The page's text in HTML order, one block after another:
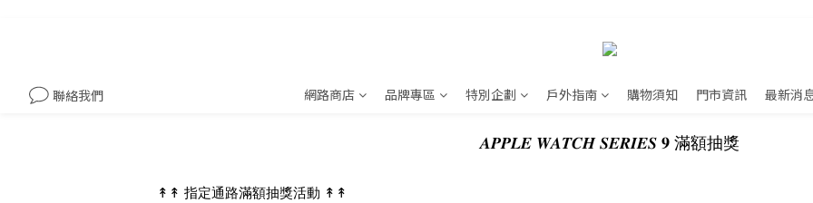
聯絡我們 網路商店 品牌專區 特別企劃 戶外指南 購物須知 門市資訊 最新消
𝑨𝑷𝑷𝑳𝑬 𝑾𝑨𝑻𝑪𝑯 𝑺𝑬𝑹𝑰𝑬𝑺 𝟗 滿額抽獎
​ ​ ​ ​ ​ ​ ​ ​ ​ ​ ​ ​ ​ ​ ↟↟ 指定通路滿額抽獎活動 ↟↟